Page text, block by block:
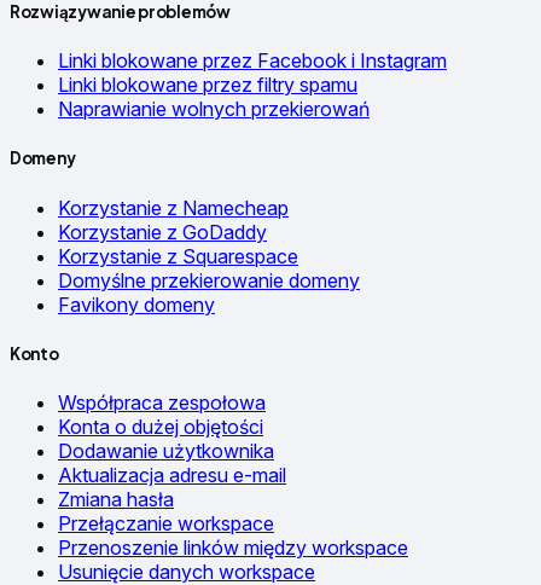
Rozwiązywanie problemów
Linki blokowane przez Facebook i Instagram
Linki blokowane przez filtry spamu
Naprawianie wolnych przekierowań
Domeny
Korzystanie z Namecheap
Korzystanie z GoDaddy
Korzystanie z Squarespace
Domyślne przekierowanie domeny
Favikony domeny
Konto
Współpraca zespołowa
Konta o dużej objętości
Dodawanie użytkownika
Aktualizacja adresu e-mail
Zmiana hasła
Przełączanie workspace
Przenoszenie linków między workspace
Usunięcie danych workspace